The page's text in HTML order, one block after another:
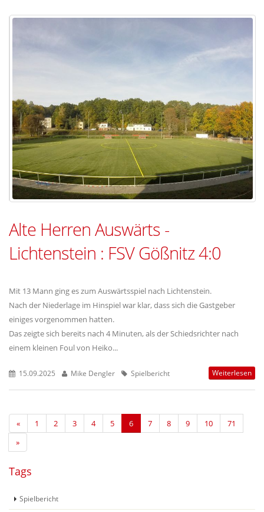
Alte Herren Auswärts -
Lichtenstein : FSV Gößnitz 4:0
Mit 13 Mann ging es zum Auswärtsspiel nach Lichtenstein.
Nach der Niederlage im Hinspiel war klar, dass sich die Gastgeber
einiges vorgenommen hatten.
Das zeigte sich bereits nach 4 Minuten, als der Schiedsrichter nach
einem kleinen Foul von Heiko...
15.09.2025 Mike Dengler Spielbericht Weiterlesen
« 1 2 3 4 5 6 7 8 9 10
71
»
Tags
Spielbericht